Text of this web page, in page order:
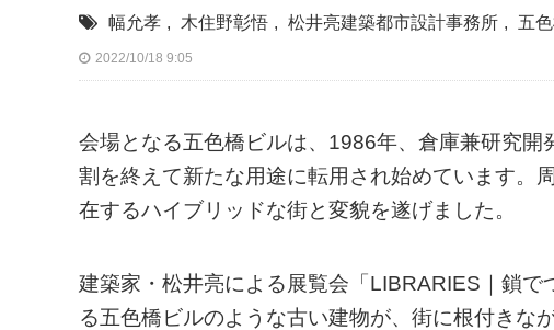
幅允孝 , 木住野彰悟 , 松井亮建築都市設計事務所 , 五
2022/10/18 9:05
会場となる五色橋ビルは、1986年、倉庫兼研究
割を終えて新たな用途に転用され始めています。
在するハイブリッドな街と変貌を遂げました。
建築家・松井亮による展覧会「LIBRARIES｜鎖
る五色橋ビルのような古い建物が、街に根付きな